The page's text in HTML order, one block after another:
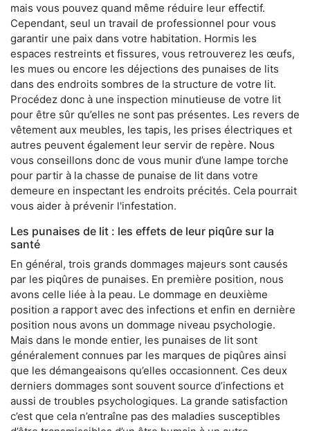
mais vous pouvez quand même réduire leur effectif.
Cependant, seul un travail de professionnel pour vous
garantir une paix dans votre habitation. Hormis les
espaces restreints et fissures, vous retrouverez les œufs,
les mues ou encore les déjections des punaises de lits
dans des endroits sombres de la structure de votre lit.
Procédez donc à une inspection minutieuse de votre lit
pour être sûr qu’elles ne sont pas présentes. Les revers de
vêtement aux meubles, les tapis, les prises électriques et
autres peuvent également leur servir de repère. Nous
vous conseillons donc de vous munir d’une lampe torche
pour partir à la chasse de punaise de lit dans votre
demeure en inspectant les endroits précités. Cela pourrait
vous aider à prévenir l'infestation.
Les punaises de lit : les effets de leur piqûre sur la
santé
En général, trois grands dommages majeurs sont causés
par les piqûres de punaises. En première position, nous
avons celle liée à la peau. Le dommage en deuxième
position a rapport avec des infections et enfin en dernière
position nous avons un dommage niveau psychologie.
Mais dans le monde entier, les punaises de lit sont
généralement connues par les marques de piqûres ainsi
que les démangeaisons qu’elles occasionnent. Ces deux
derniers dommages sont souvent source d’infections et
aussi de troubles psychologiques. La grande satisfaction
c’est que cela n’entraîne pas des maladies susceptibles